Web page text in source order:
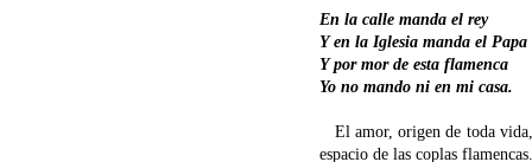
En la calle manda el rey
Y en la Iglesia manda el Papa
Y por mor de esta flamenca
Yo no mando ni en mi casa.
El amor, origen de toda vida,
espacio de las coplas